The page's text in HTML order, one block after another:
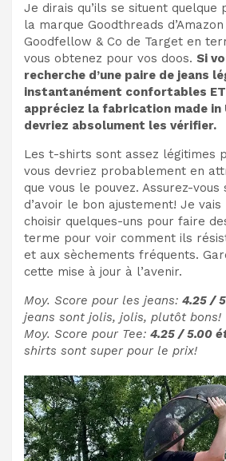
Je dirais qu’ils se situent
la marque Goodthreads
Goodfellow & Co de Target en
vous obtenez pour vos doos. Si
recherche d’une paire de jeans
instantanément confortables ET
appréciez la fabrication made in
devriez absolument les vérifier.
Les t-shirts sont assez légitimes
vous devriez probablement en
que vous le pouvez. Assurez-
d’avoir le bon ajustement! Je
choisir quelques-uns pour faire
terme pour voir comment ils
et aux sèchements fréquents.
cette mise à jour à l’avenir.
Moy. Score pour les jeans: 4.25 /
jeans sont jolis, jolis, plutôt bons!
Moy. Score pour Tee: 4.25 / 5.00
shirts sont super pour le prix!